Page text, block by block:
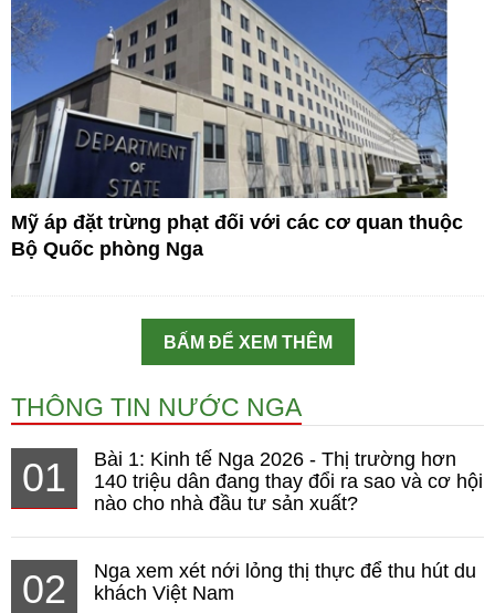
Mỹ áp đặt trừng phạt đối với các cơ quan thuộc
Bộ Quốc phòng Nga
BẤM ĐỂ XEM THÊM
THÔNG TIN NƯỚC NGA
01
Bài 1: Kinh tế Nga 2026 - Thị trường hơn
140 triệu dân đang thay đổi ra sao và cơ hội
nào cho nhà đầu tư sản xuất?
02
Nga xem xét nới lỏng thị thực để thu hút du
khách Việt Nam